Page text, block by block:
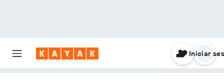
Iniciar